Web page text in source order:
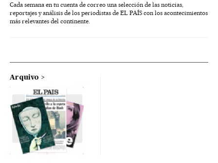
Cada semana en tu cuenta de correo una selección de las noticias,
reportajes y análisis de los periodistas de EL PAÍS con los acontecimientos
más relevantes del continente.
Arquivo